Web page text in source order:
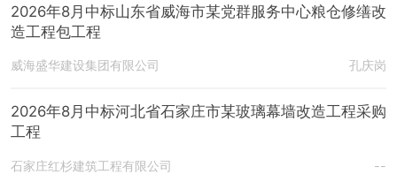
2026年8月中标山东省威海市某党群服务中心粮仓修缮改
造工程包工程
威海盛华建设集团有限公司 孔庆岗
2026年8月中标河北省石家庄市某玻璃幕墙改造工程采购
工程
石家庄红杉建筑工程有限公司 --